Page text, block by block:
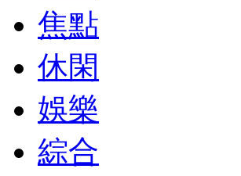
焦點
休閑
娛樂
綜合